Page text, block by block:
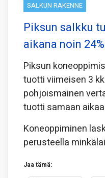
SALKUN RAKENNE
Piksun salkku
aikana noin 24%
Piksun
tuotti viimeisen 3
pohjoismainen
tuotti samaan
Koneoppiminen
perusteella
Jaa tämä: